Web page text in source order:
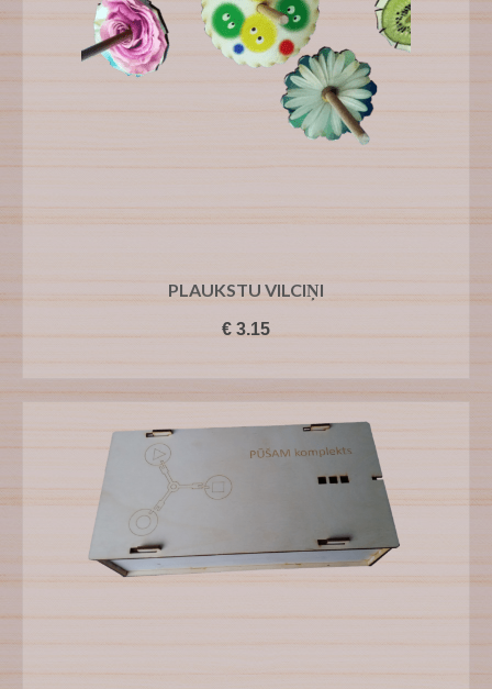
PLAUKSTU VILCIŅI
€ 3.15